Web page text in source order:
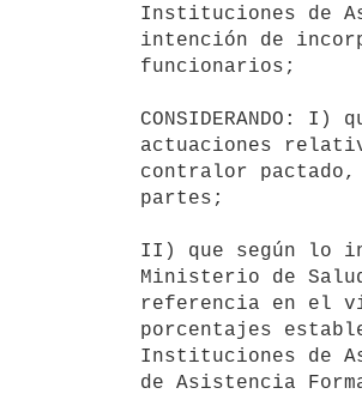
Instituciones de
intención de
funcionarios;
actuaciones
contralor pactado,
partes;
II) que según lo
Ministerio de
referencia en el
porcentajes
Instituciones de
de Asistencia